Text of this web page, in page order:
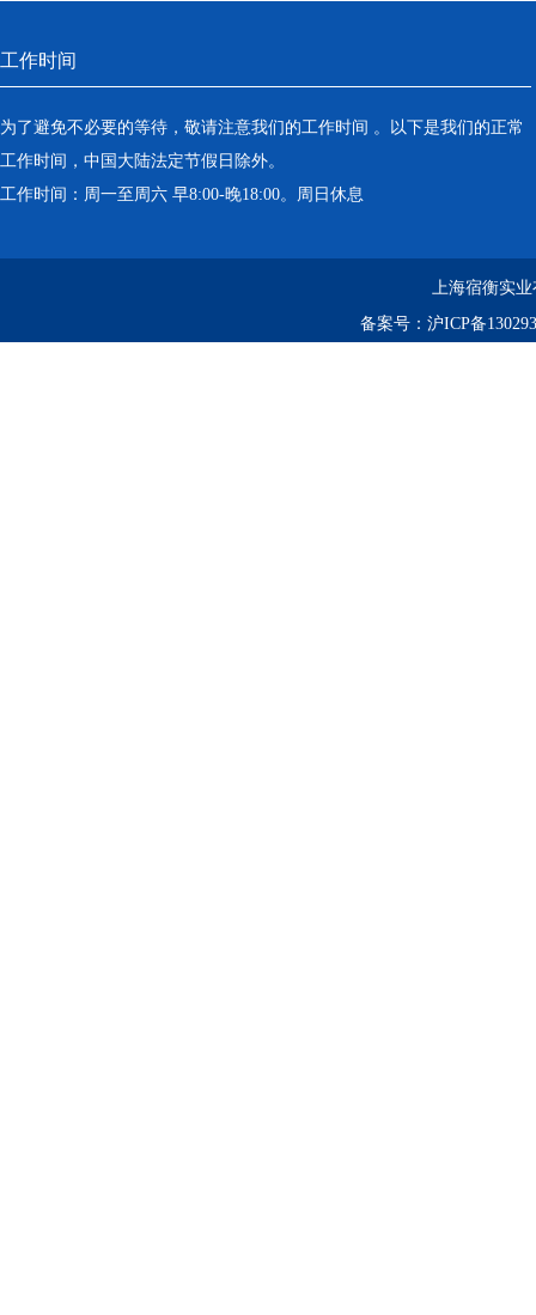
工作时间
为了避免不必要的等待，敬请注意我们的工作时间 。以下是我们的正常
工作时间，中国大陆法定节假日除外。
工作时间：周一至周六 早8:00-晚18:00。周日休息
上海宿衡实
备案号： 沪ICP备